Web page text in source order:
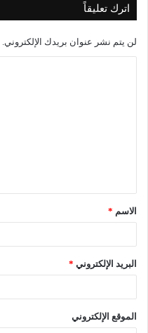
اترك تعليقاً
لن يتم نشر عنوان بريدك الإلكتروني.
الاسم *
البريد الإلكتروني *
الموقع الإلكتروني